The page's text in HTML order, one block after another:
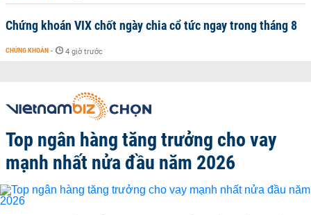
Chứng khoán VIX chốt ngày chia cổ tức ngay trong tháng 8
CHỨNG KHOÁN - 4 giờ trước
Top ngân hàng tăng trưởng cho vay
mạnh nhất nửa đầu năm 2026